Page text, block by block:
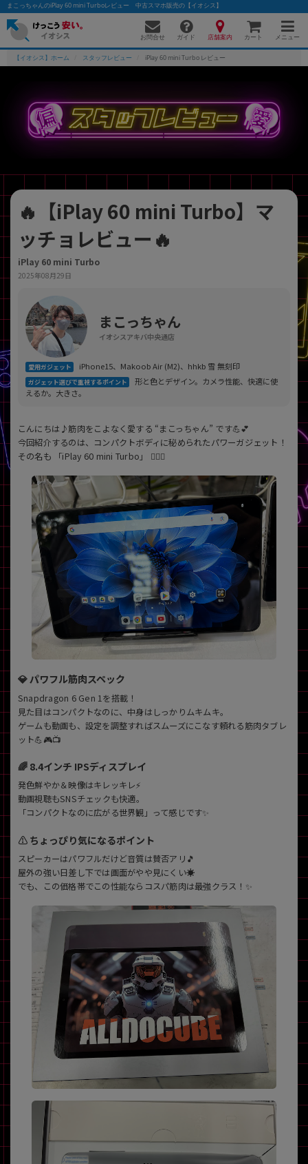
まこっちゃんのiPlay 60 mini Turboレビュー 中古スマホ販売の【イオシス】
お問合せ ガイド 店舗案内 カート メニュー
【イオシス】ホーム スタッフレビュー iPlay 60 mini Turbo レビュー
🔥【iPlay 60 mini Turbo】マ
ッチョレビュー🔥
iPlay 60 mini Turbo
2025年08月29日
まこっちゃん
イオシスアキバ中央通店
愛用ガジェット iPhone15、Makoob Air (M2)、hhkb 雪 無刻印
ガジェット選びで重視するポイント 形と色とデザイン。カメラ性能、快適に使
えるか。大きさ。
こんにちは♪筋肉をこよなく愛する “まこっちゃん” です💪💕
今回紹介するのは、コンパクトボディに秘められたパワーガジェット！
その名も 「iPlay 60 mini Turbo」 🏋️‍♂️✨
💎 パワフル筋肉スペック
Snapdragon 6 Gen 1を搭載！
見た目はコンパクトなのに、中身はしっかりムキムキ。
ゲームも動画も、設定を調整すればスムーズにこなす頼れる筋肉タブレ
ット💪🎮📺
🌈 8.4インチ IPSディスプレイ
発色鮮やか＆映像はキレッキレ⚡
動画視聴もSNSチェックも快適。
「コンパクトなのに広がる世界観」って感じです✨
⚠️ ちょっぴり気になるポイント
スピーカーはパワフルだけど音質は賛否アリ🎵
屋外の強い日差し下では画面がやや見にくい☀️
でも、この価格帯でこの性能ならコスパ筋肉は最強クラス！✨
かんたんパソコン検索に切り替える
除外ワード
人気の検索ワード：Let's note EliteBook MacBook
カテゴリー
商品ジャンルの絞り込み
「スマートフォン」「タブレット」など
商品シリーズ名・ブランド名の絞り込み。
「iPhone」「Xperia」「Galaxy」など
メーカー
製造、販売メーカーの絞り込み
「Apple」「SONY」「SHARP」など
機能・特徴
ドライブ
ドライブの絞り込み
ランク
商品状態の絞り込み
「新品」「未使用」「中古」など
CPUの絞り込み
OSの絞り込み
~
モニタサイズ
価格
円 ～
発売日
年 月 から
各項目のチェックボックスは「or検索」となります。
ただし機能別のみ「and検索」となります。